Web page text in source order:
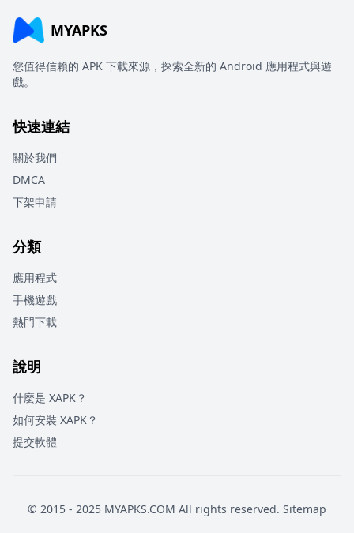
MYAPKS
您值得信賴的 APK 下載來源，探索全新的 Android 應用程式與遊
戲。
快速連結
關於我們
DMCA
下架申請
分類
應用程式
手機遊戲
熱門下載
說明
什麼是 XAPK？
如何安裝 XAPK？
提交軟體
© 2015 - 2025 MYAPKS.COM All rights reserved. Sitemap